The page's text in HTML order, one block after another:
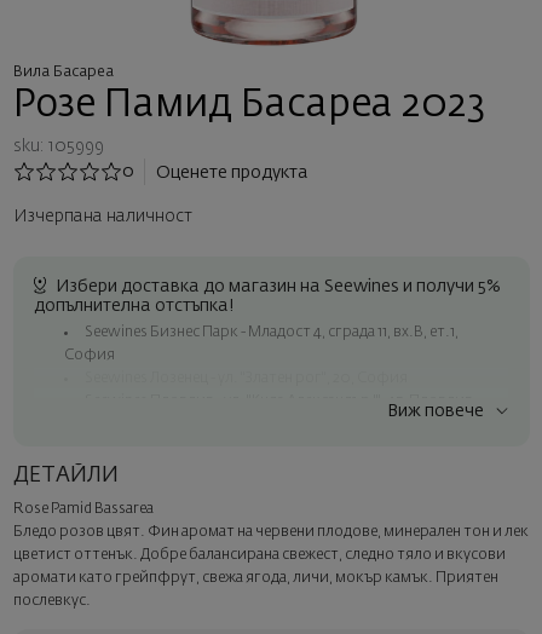
Вила Басареа
Розе Памид Басареа 2023
sku: 105999
0
Оценете продукта
Изчерпана наличност
Избери доставка до магазин на Seewines и получи 5%
допълнителна отстъпка!
Seewines Бизнес Парк - Младост 4, сграда 11, вх.В, ет.1,
София
Seewines Пловдив - ул. "Княз Александър I", 45, Пловдив
Куриер на Seewines до адрес в рамките на град София
Изненадайте със стил
Добавете луксозна подаръчна опаковка и персонализирана
картичка с ваше пожелание. Изберете тази опция в
следващата стъпка от поръчката.
Виж повече
ДЕТАЙЛИ
Rose Pamid Bassarea
Бледо розов цвят. Фин аромат на червени плодове, минерален тон и лек
цветист оттенък. Добре балансирана свежест, следно тяло и вкусови
аромати като грейпфрут, свежа ягода, личи, мокър камък. Приятен
послевкус.